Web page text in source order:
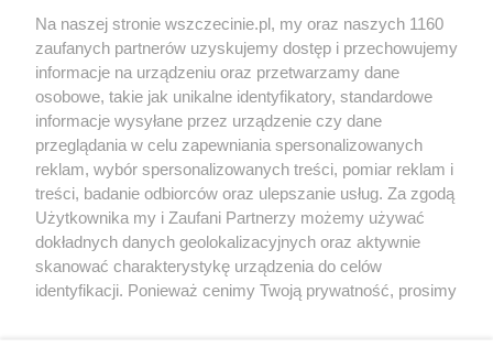
Wernisaże
Więcej
Specjalny koncert z okazji
20. urodzin portalu
wSzczecinie.pl
Regulamin konkursów
śniadaniówka "Hej
Szczecin! Jest piątek!"
Partnerzy
Praca Szczecin
Na naszej stronie wszczecinie.pl, my oraz naszych 1160
zaufanych partnerów uzyskujemy dostęp i przechowujemy
informacje na urządzeniu oraz przetwarzamy dane
osobowe, takie jak unikalne identyfikatory, standardowe
informacje wysyłane przez urządzenie czy dane
przeglądania w celu zapewniania spersonalizowanych
reklam, wybór spersonalizowanych treści, pomiar reklam i
treści, badanie odbiorców oraz ulepszanie usług. Za zgodą
Użytkownika my i Zaufani Partnerzy możemy używać
dokładnych danych geolokalizacyjnych oraz aktywnie
skanować charakterystykę urządzenia do celów
identyfikacji. Ponieważ cenimy Twoją prywatność, prosimy